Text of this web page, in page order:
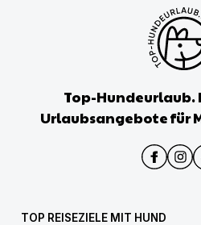
Top-Hundeurlaub.
Urlaubsangebote für
TOP REISEZIELE MIT HUND